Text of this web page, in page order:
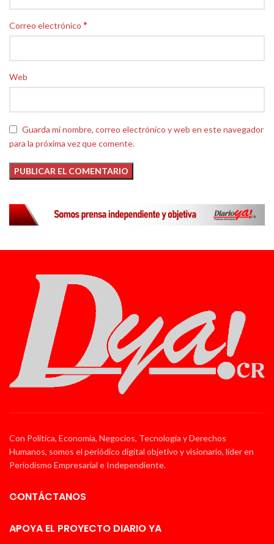
Correo electrónico *
Web
Guarda mi nombre, correo electrónico y web en este navegador
para la próxima vez que comente.
Con Política, Economía, Negocios, Tecnología y Derechos
Humanos, somos el periódico digital objetivo y visionario, líder en
Periodismo Empresarial e Independiente.
CONTÁCTANOS
APOYA EL PROYECTO DIARIO YA